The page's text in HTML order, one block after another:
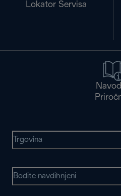
Lokator Servisa
Trgovina
Bodite navdihnjeni